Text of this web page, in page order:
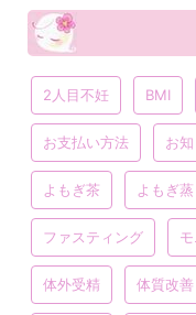
2人目不妊 BMI
お支払い方法 お
よもぎ茶 よもぎ蒸
ファスティング
体外受精 体質改善